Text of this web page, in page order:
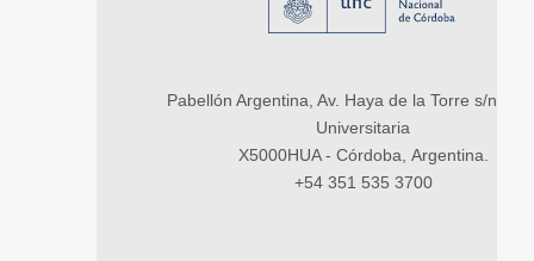
Pabellón Argentina, Av. Haya de la Torre s/n,
Universitaria
X5000HUA - Córdoba, Argentina.
+54 351 535 3700